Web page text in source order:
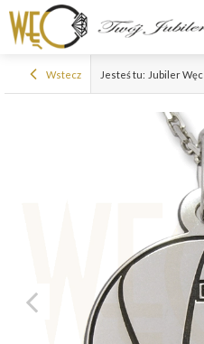
Wstecz Jesteś tu: Jubiler Węc